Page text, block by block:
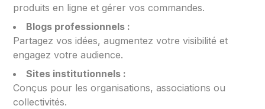
produits en ligne et gérer vos commandes.
Blogs professionnels :
Partagez vos idées, augmentez votre visibilité et
engagez votre audience.
Sites institutionnels :
Conçus pour les organisations, associations ou
collectivités.